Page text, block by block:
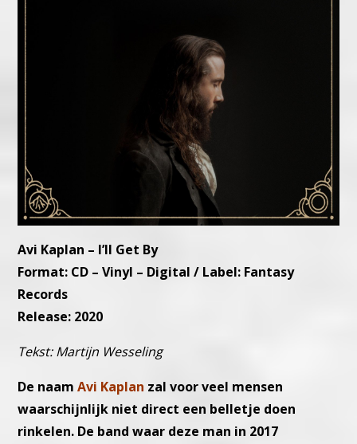
Avi Kaplan – I’ll Get By
Format: CD – Vinyl – Digital / Label: Fantasy
Records
Release: 2020
Tekst: Martijn Wesseling
De naamAvi Kaplan zal voor veel mensen
waarschijnlijk niet direct een belletje doen
rinkelen. De band waar deze man in 2017